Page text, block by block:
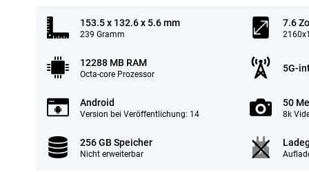
153.5 x 132.6 x 5.6 mm
239 Gramm
7.6 Zoll
12288 MB RAM
Octa-core Prozessor
5G-
Android
Version bei Veröffentlichung: 14
50
8k
256 GB Speicher
Nicht erweiterbar